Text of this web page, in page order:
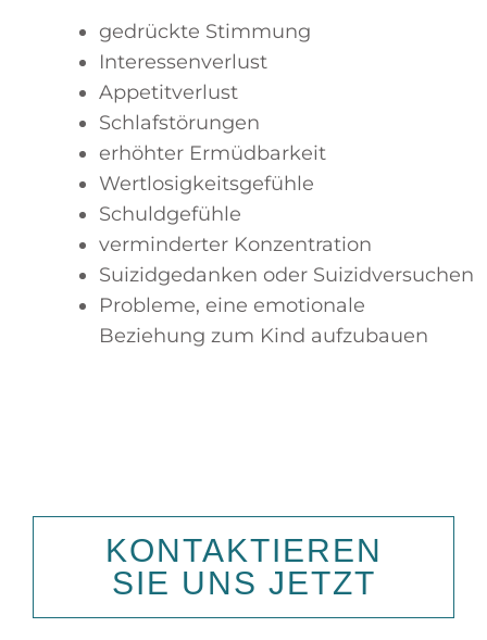
gedrückte Stimmung
Interessenverlust
Appetitverlust
Schlafstörungen
erhöhter Ermüdbarkeit
Wertlosigkeitsgefühle
Schuldgefühle
verminderter Konzentration
Suizidgedanken oder Suizidversuchen
Probleme, eine emotionale
Beziehung zum Kind aufzubauen
KONTAKTIEREN
SIE UNS JETZT